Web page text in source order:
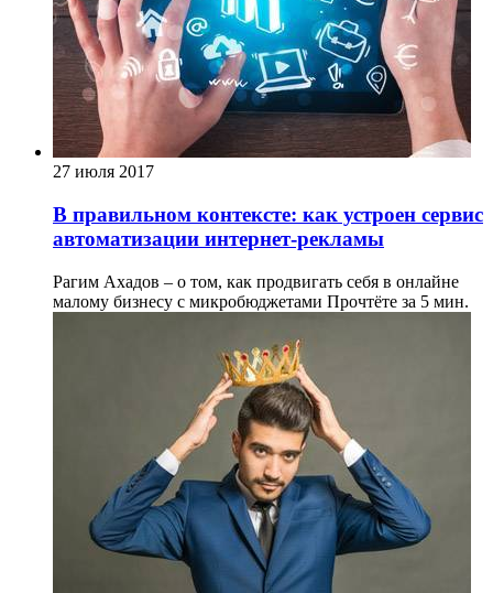
27 июля 2017
В правильном контексте: как устроен сервис
автоматизации интернет-рекламы
Рагим Ахадов – о том, как продвигать себя в онлайне
малому бизнесу с микробюджетами Прочтёте за 5 мин.